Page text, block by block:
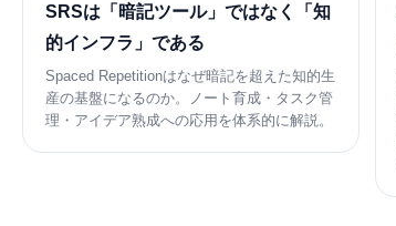
SRSは「暗記ツール」ではなく「知
的インフラ」である
Spaced Repetitionはなぜ暗記を超えた知的生
産の基盤になるのか。ノート育成・タスク管
理・アイデア熟成への応用を体系的に解説。